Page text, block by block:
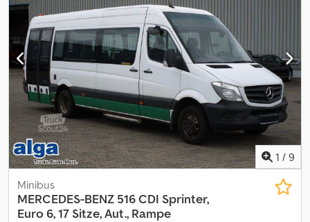
Tagklimaanlæg * Opvarmning af passagerkabine * LED-belysning,
hvid og blå Chedetw Iy Eepfx Adqoa * USB-ladestationer i
passagerkabinen * Håndtag * Stop-knapper * Kørestolsrampe *
Bakkamera * Skridsikker gulvbelægning * Elektriske skydedøre *
Klapsæder * Assistent-systemer * Forberedt til
destinationsdisplay * Finansiering mulig * Indbytningsmulighed *
Mellem­salg, fejl og ændringer forbeholdes
1 / 9
Minibus
MERCEDES-BENZ 516 CDI Sprinter,
Euro 6, 17 Sitze, Aut., Rampe